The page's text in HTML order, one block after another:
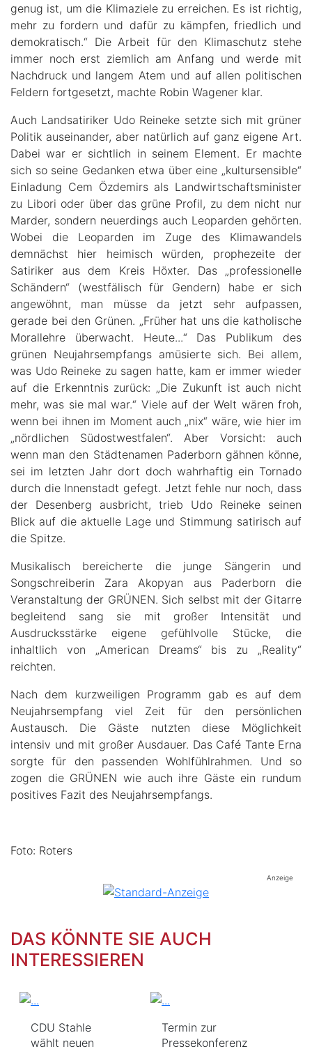
genug ist, um die Klimaziele zu erreichen. Es ist richtig,
mehr zu fordern und dafür zu kämpfen, friedlich und
demokratisch.“ Die Arbeit für den Klimaschutz stehe
immer noch erst ziemlich am Anfang und werde mit
Nachdruck und langem Atem und auf allen politischen
Feldern fortgesetzt, machte Robin Wagener klar.
Auch Landsatiriker Udo Reineke setzte sich mit grüner
Politik auseinander, aber natürlich auf ganz eigene Art.
Dabei war er sichtlich in seinem Element. Er machte
sich so seine Gedanken etwa über eine „kultursensible“
Einladung Cem Özdemirs als Landwirtschaftsminister
zu Libori oder über das grüne Profil, zu dem nicht nur
Marder, sondern neuerdings auch Leoparden gehörten.
Wobei die Leoparden im Zuge des Klimawandels
demnächst hier heimisch würden, prophezeite der
Satiriker aus dem Kreis Höxter. Das „professionelle
Schändern“ (westfälisch für Gendern) habe er sich
angewöhnt, man müsse da jetzt sehr aufpassen,
gerade bei den Grünen. „Früher hat uns die katholische
Morallehre überwacht. Heute...“ Das Publikum des
grünen Neujahrsempfangs amüsierte sich. Bei allem,
was Udo Reineke zu sagen hatte, kam er immer wieder
auf die Erkenntnis zurück: „Die Zukunft ist auch nicht
mehr, was sie mal war.“ Viele auf der Welt wären froh,
wenn bei ihnen im Moment auch „nix“ wäre, wie hier im
„nördlichen Südostwestfalen“. Aber Vorsicht: auch
wenn man den Städtenamen Paderborn gähnen könne,
sei im letzten Jahr dort doch wahrhaftig ein Tornado
durch die Innenstadt gefegt. Jetzt fehle nur noch, dass
der Desenberg ausbricht, trieb Udo Reineke seinen
Blick auf die aktuelle Lage und Stimmung satirisch auf
die Spitze.
Musikalisch bereicherte die junge Sängerin und
Songschreiberin Zara Akopyan aus Paderborn die
Veranstaltung der GRÜNEN. Sich selbst mit der Gitarre
begleitend sang sie mit großer Intensität und
Ausdrucksstärke eigene gefühlvolle Stücke, die
inhaltlich von „American Dreams“ bis zu „Reality“
reichten.
Nach dem kurzweiligen Programm gab es auf dem
Neujahrsempfang viel Zeit für den persönlichen
Austausch. Die Gäste nutzten diese Möglichkeit
intensiv und mit großer Ausdauer. Das Café Tante Erna
sorgte für den passenden Wohlfühlrahmen. Und so
zogen die GRÜNEN wie auch ihre Gäste ein rundum
positives Fazit des Neujahrsempfangs.
Foto: Roters
Anzeige
DAS KÖNNTE SIE AUCH
INTERESSIEREN
CDU Stahle
wählt neuen
Termin zur
Pressekonferenz